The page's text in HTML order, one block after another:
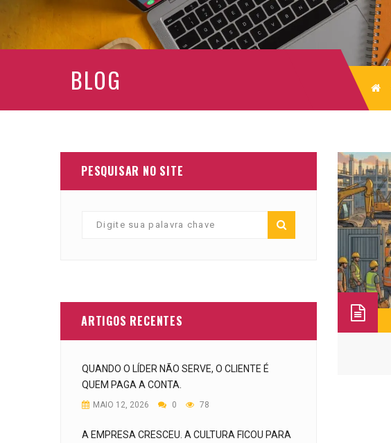
BLOG
PESQUISAR NO SITE
ARTIGOS RECENTES
QUANDO O LÍDER NÃO SERVE, O CLIENTE É
QUEM PAGA A CONTA.
MAIO 12, 2026 0 78
A EMPRESA CRESCEU. A CULTURA FICOU PARA